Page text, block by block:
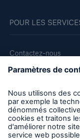
POUR LES
Contactez-nous
Rapporter un sinistre
Demande de
Demander une